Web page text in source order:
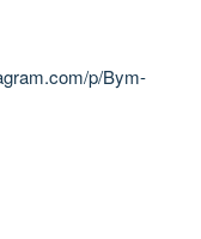
p/Bym-